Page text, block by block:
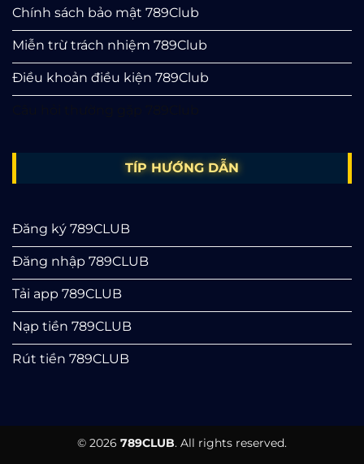
Chính sách bảo mật 789Club
Miễn trừ trách nhiệm 789Club
Điều khoản điều kiện 789Club
TÍP HƯỚNG DẪN
Đăng ký 789CLUB
Đăng nhập 789CLUB
Tải app 789CLUB
Nạp tiền 789CLUB
Rút tiền 789CLUB
© 2026 789CLUB. All rights reserved.